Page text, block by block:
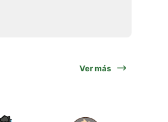
Ver más